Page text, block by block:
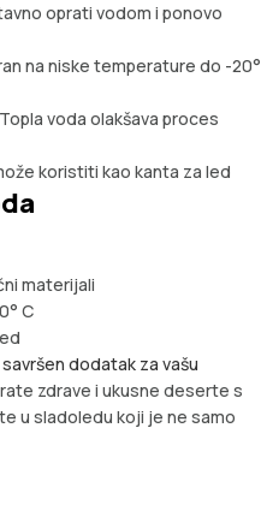
oprati vodom i ponovo
na niske temperature do -20°
Topla voda olakšava proces
koristiti kao kanta za led
materijali
C
savršen dodatak za vašu
zdrave i ukusne deserte s
u sladoledu koji je ne samo